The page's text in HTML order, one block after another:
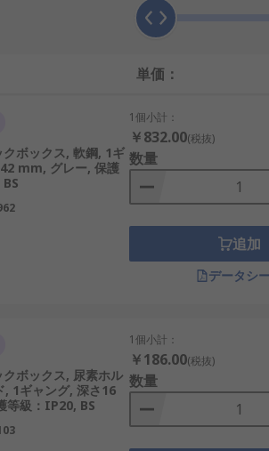
単価：
クボックス, 軟鋼, 1ギ
mm, グレー, 保護
1個小計：
￥832.00(税抜)
数量
追加
データシ
クボックス, 尿素ホル
, 1ギャング, 深さ16
等級：IP20, BS
1個小計：
￥186.00(税抜)
数量